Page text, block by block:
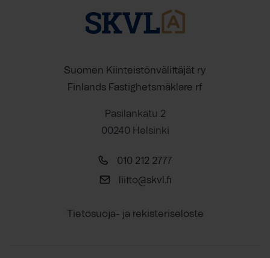
Suomen Kiinteistönvälittäjät ry
Finlands Fastighetsmäklare rf
Pasilankatu 2
00240 Helsinki
010 212 2777
liitto@skvl.fi
Tietosuoja- ja rekisteriseloste